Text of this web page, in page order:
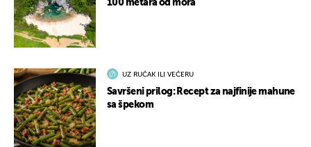
100 metara od mora
UZ RUČAK ILI VEČERU
Savršeni prilog: Recept za najfinije mahune
sa špekom